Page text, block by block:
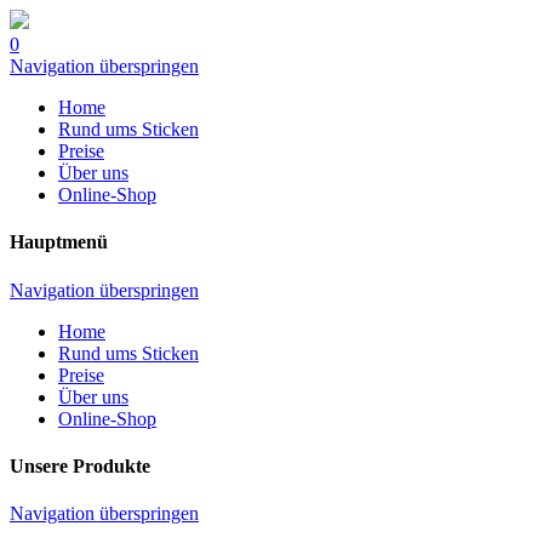
0
Navigation überspringen
Home
Rund ums Sticken
Preise
Über uns
Online-Shop
Hauptmenü
Navigation überspringen
Home
Rund ums Sticken
Preise
Über uns
Online-Shop
Unsere Produkte
Navigation überspringen